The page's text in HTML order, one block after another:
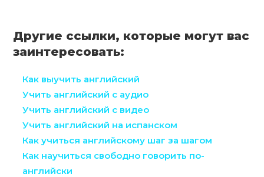
Другие ссылки, которые могут вас
заинтересовать:
Как выучить английский
Учить английский с аудио
Учить английский с видео
Учить английский на испанском
Как учиться английскому шаг за шагом
Как научиться свободно говорить по-
английски